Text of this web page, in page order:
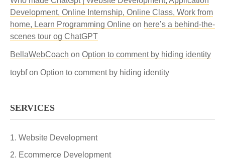
Development, Online Internship, Online Class, Work from
home, Learn Programming Online on here’s a behind-the-
scenes tour og ChatGPT
BellaWebCoach on Option to comment by hiding identity
toybfon Option to comment by hiding identity
SERVICES
Website Development
Ecommerce Development